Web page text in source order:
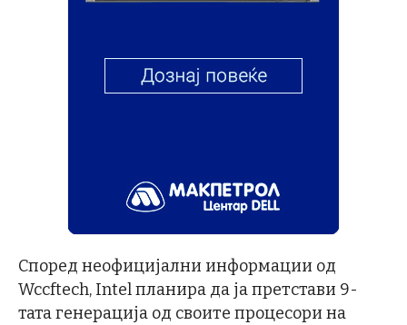
Според неофицијални информации од
Wccftech, Intel планира да ја претстави 9-
тата генерација од своите процесори на